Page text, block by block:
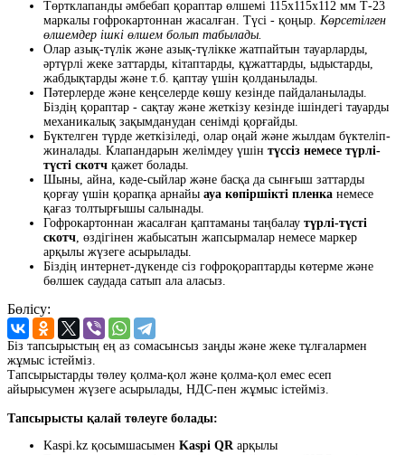
Төртклапанды әмбебап қораптар өлшемі 115x115x112 мм Т-23
маркалы гофрокартоннан жасалған. Түсі - қоңыр. Көрсетілген
өлшемдер ішкі өлшем болып табылады.
Олар азық-түлік және азық-түлікке жатпайтын тауарларды,
әртүрлі жеке заттарды, кітаптарды, құжаттарды, ыдыстарды,
жабдықтарды және т.б. қаптау үшін қолданылады.
Пәтерлерде және кеңселерде көшу кезінде пайдаланылады.
Біздің қораптар - сақтау және жеткізу кезінде ішіндегі тауарды
механикалық зақымданудан сенімді қорғайды.
Бүктелген түрде жеткізіледі, олар оңай және жылдам бүктеліп-
жиналады. Клапандарын желімдеу үшін түссіз немесе түрлі-
түсті скотч қажет болады.
Шыны, айна, кәде-сыйлар және басқа да сынғыш заттарды
қорғау үшін қорапқа арнайы ауа көпіршікті пленка немесе
қағаз толтырғышы салынады.
Гофрокартоннан жасалған қаптаманы таңбалау түрлі-түсті
скотч, өздігінен жабысатын жапсырмалар немесе маркер
арқылы жүзеге асырылады.
Біздің интернет-дүкенде сіз гофроқораптарды көтерме және
бөлшек саудада сатып ала аласыз.
Бөлісу:
Біз тапсырыстың ең аз сомасынсыз заңды және жеке тұлғалармен
жұмыс істейміз.
Тапсырыстарды төлеу қолма-қол және қолма-қол емес есеп
айырысумен жүзеге асырылады, НДС-пен жұмыс істейміз.
Тапсырысты қалай төлеуге болады:
Kaspi.kz қосымшасымен Kaspi QRарқылы